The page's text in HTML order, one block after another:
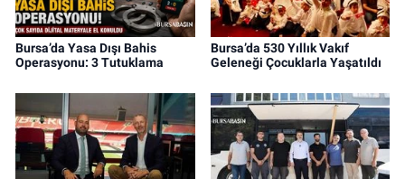
Bursa’da Yasa Dışı Bahis
Operasyonu: 3 Tutuklama
Bursa’da 530 Yıllık Vakıf
Geleneği Çocuklarla Yaşatıldı